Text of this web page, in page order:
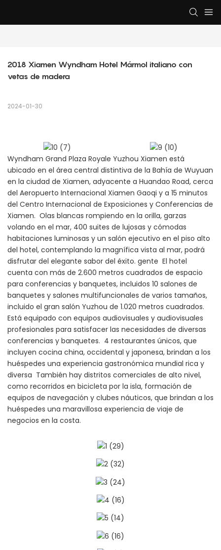
2018 Xiamen Wyndham Hotel Mármol italiano con
vetas de madera
2024-01-30
Wyndham Grand Plaza Royale Yuzhou Xiamen está
ubicado en el área central distintiva de la Bahía de Wuyuan
en la ciudad de Xiamen, adyacente a Huandao Road, cerca
del Aeropuerto Internacional Xiamen Gaoqi y a 15 minutos
del Centro Internacional de Exposiciones y Conferencias de
Xiamen. Olas blancas rompiendo en la orilla, garzas
volando en el mar, 400 suites de lujosas y cómodas
habitaciones luminosas y un salón ejecutivo en el piso alto
del hotel, contemplando la magnífica vista al mar, podrá
disfrutar del elegante sabor del éxito. gente El hotel
cuenta con más de 2.600 metros cuadrados de espacio
para conferencias y banquetes, incluidos 10 salones de
banquetes y salones multifuncionales de varios tamaños,
incluido el gran salón Yuzhou de 1.020 metros cuadrados.
Está equipado con equipos audiovisuales y audiovisuales
profesionales para satisfacer las necesidades de diversas
conferencias y banquetes. 4 restaurantes únicos, que
incluyen cocina china, occidental y japonesa, brindan a los
huéspedes una experiencia gastronómica mundial rica y
diversa También hay distritos comerciales de alto nivel,
como recorridos en bicicleta por la isla, formación de
equipos de navegación y clubes náuticos, que brindan a los
huéspedes una maravillosa experiencia de viaje de
negocios en la costa.